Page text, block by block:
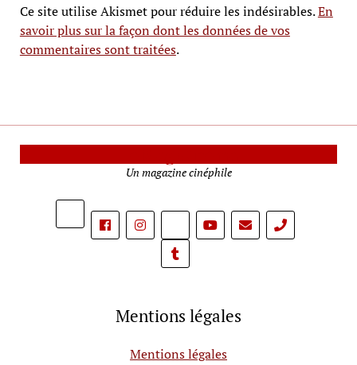
Ce site utilise Akismet pour réduire les indésirables.En
savoir plus sur la façon dont les données de vos
commentaires sont traitées.
Un magazine cinéphile
phone
Mentions légales
Mentions légales